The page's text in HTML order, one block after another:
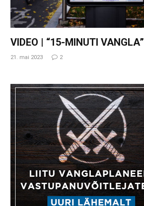
VIDEO | “15-MINUTI VANGLA”
21. mai 2023 2